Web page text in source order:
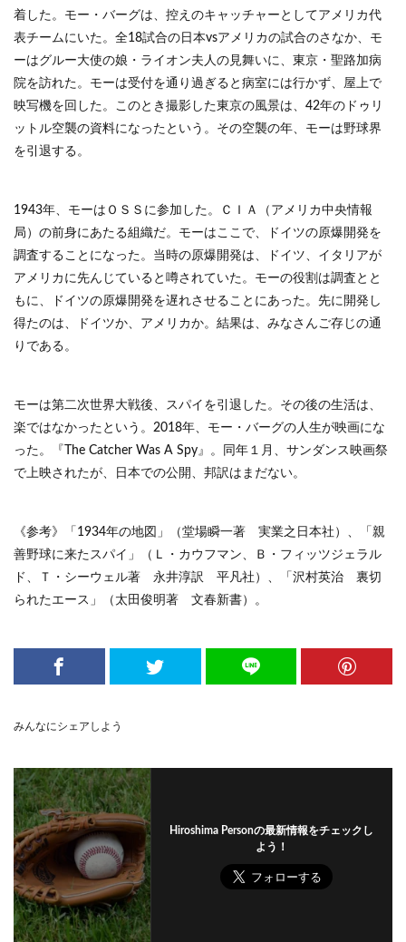
着した。モー・バーグは、控えのキャッチャーとしてアメリカ代
表チームにいた。全18試合の日本vsアメリカの試合のさなか、モ
ーはグルー大使の娘・ライオン夫人の見舞いに、東京・聖路加病
院を訪れた。モーは受付を通り過ぎると病室には行かず、屋上で
映写機を回した。このとき撮影した東京の風景は、42年のドゥリ
ットル空襲の資料になったという。その空襲の年、モーは野球界
を引退する。
1943年、モーはＯＳＳに参加した。ＣＩＡ（アメリカ中央情報
局）の前身にあたる組織だ。モーはここで、ドイツの原爆開発を
調査することになった。当時の原爆開発は、ドイツ、イタリアが
アメリカに先んじていると噂されていた。モーの役割は調査とと
もに、ドイツの原爆開発を遅れさせることにあった。先に開発し
得たのは、ドイツか、アメリカか。結果は、みなさんご存じの通
りである。
モーは第二次世界大戦後、スパイを引退した。その後の生活は、
楽ではなかったという。2018年、モー・バーグの人生が映画にな
った。『The Catcher Was A Spy』。同年１月、サンダンス映画祭
で上映されたが、日本での公開、邦訳はまだない。
《参考》「1934年の地図」（堂場瞬一著 実業之日本社）、「親
善野球に来たスパイ」（Ｌ・カウフマン、Ｂ・フィッツジェラル
ド、Ｔ・シーウェル著 永井淳訳 平凡社）、「沢村英治 裏切
られたエース」（太田俊明著 文春新書）。
みんなにシェアしよう
Hiroshima Personの最新情報をチェックし
よう！